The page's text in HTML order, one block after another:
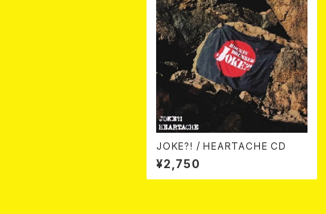
JOKE?! / HEARTACHE CD
¥2,750